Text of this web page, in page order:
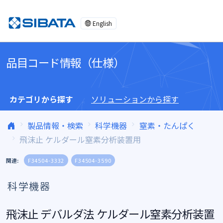
English
品目コード情報（仕様）
カテゴリから探す ソリューションから探す
製品情報・検索 科学機器
窒素・たんぱく
飛沫止 ケルダール窒素分析装置用
関連: F34504-3332 F34504-3590
科学機器
飛沫止 デバルダ法 ケルダール窒素分析装置